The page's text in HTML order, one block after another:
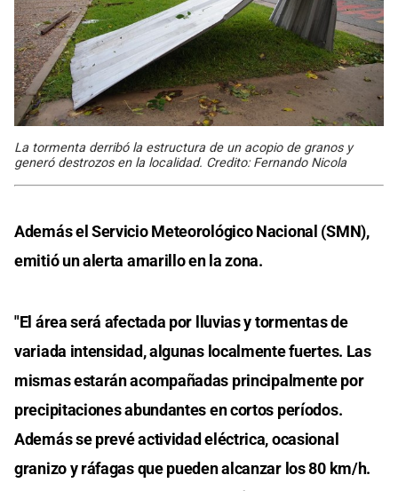
La tormenta derribó la estructura de un acopio de granos y
generó destrozos en la localidad. Credito: Fernando Nicola
Además el Servicio Meteorológico Nacional (SMN),
emitió un alerta amarillo en la zona.
"El área será afectada por lluvias y tormentas de
variada intensidad, algunas localmente fuertes. Las
mismas estarán acompañadas principalmente por
precipitaciones abundantes en cortos períodos.
Además se prevé actividad eléctrica, ocasional
granizo y ráfagas que pueden alcanzar los 80 km/h.